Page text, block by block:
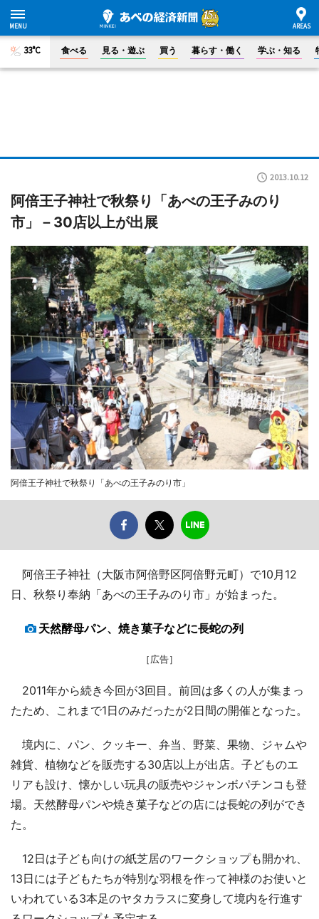
33°C 食べる 見る・遊ぶ 買う 暮らす・働く 学ぶ・知る
2013.10.12
阿倍王子神社で秋祭り「あべの王子みのり
市」－30店以上が出展
阿倍王子神社で秋祭り「あべの王子みのり市」
阿倍王子神社（大阪市阿倍野区阿倍野元町）で10月12
日、秋祭り奉納「あべの王子みのり市」が始まった。
天然酵母パン、焼き菓子などに長蛇の列
［広告］
2011年から続き今回が3回目。前回は多くの人が集まっ
たため、これまで1日のみだったが2日間の開催となった。
境内に、パン、クッキー、弁当、野菜、果物、ジャムや
雑貨、植物などを販売する30店以上が出店。子どものエ
リアも設け、懐かしい玩具の販売やジャンボパチンコも登
場。天然酵母パンや焼き菓子などの店には長蛇の列ができ
た。
12日は子ども向けの紙芝居のワークショップも開かれ、
13日には子どもたちが特別な羽根を作って神様のお使いと
いわれている3本足のヤタカラスに変身して境内を行進す